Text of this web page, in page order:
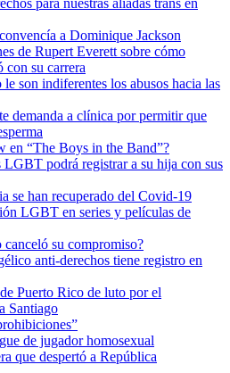
para nuestras aliadas trans en
a Dominique Jackson
de Rupert Everett sobre cómo
con su carrera
son indiferentes los abusos hacia las
demanda a clínica por permitir que
en “The Boys in the Band”?
LGBT podrá registrar a su hija con sus
se han recuperado del Covid-19
LGBT en series y películas de
su compromiso?
anti-derechos tiene registro en
Puerto Rico de luto por el
Santiago
de jugador homosexual
que despertó a República